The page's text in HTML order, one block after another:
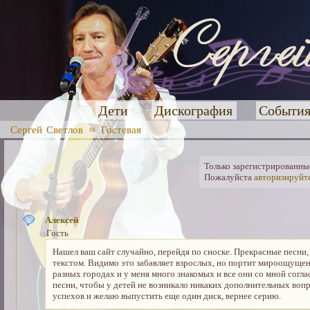
Дети Дискография
Сергей Светлов ≈Гостевая
Только
Пожалуйста
Алексей
Гость
Нашел ваш сайт случайно, перейдя по сноске. Прекрасные
текстом. Видимо это забавляет взрослых, но портит
разных городах и у меня много знакомых и все они со мной
песни, чтобы у детей не возникало никаких дополнительных
успехов и желаю выпустить еще один диск, вернее серию.